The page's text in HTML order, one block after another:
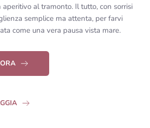
al tramonto. Il tutto, con sorrisi
semplice ma attenta, per farvi
come una vera pausa vista mare.